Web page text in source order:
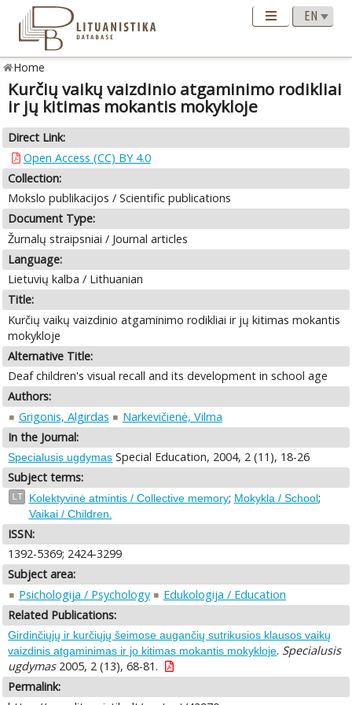
Home
Kurčių vaikų vaizdinio atgaminimo rodikliai
ir jų kitimas mokantis mokykloje
Direct Link:
Open Access (CC) BY 4.0
Collection:
Mokslo publikacijos / Scientific publications
Document Type:
Žurnalų straipsniai / Journal articles
Language:
Lietuvių kalba / Lithuanian
Title:
Kurčių vaikų vaizdinio atgaminimo rodikliai ir jų kitimas mokantis
mokykloje
Alternative Title:
Deaf children's visual recall and its development in school age
Authors:
Grigonis, Algirdas
Narkevičienė, Vilma
In the Journal:
Specialusis ugdymas Special Education, 2004, 2 (11), 18-26
Subject terms:
LT Kolektyvinė atmintis / Collective memory; Mokykla / School;
Vaikai / Children.
ISSN:
1392-5369; 2424-3299
Subject area:
Psichologija / Psychology
Edukologija / Education
Related Publications:
Girdinčiųjų ir kurčiųjų šeimose augančių sutrikusios klausos vaikų
vaizdinis atgaminimas ir jo kitimas mokantis mokykloje. Specialusis
ugdymas2005, 2 (13), 68-81.
Permalink: